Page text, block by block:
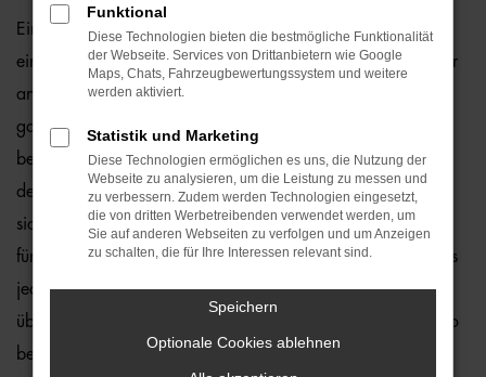
Ein VW Passat Gebrauchtwagen und Hamburg passen
einfach perfekt zusammen. Dies ließe sich natürlich auch für
andere Orte sagen, denn dieses Modell überzeugt auf
ganzer Linie. Wir von der Auto-Familie Ostermaier arbeiten
bereits seit vielen Jahren mit VW und sind von der Qualität
der Fahrzeuge begeistert. Dennoch gehen wir auf Nummer
sicher und schauen bei jedem VW Passat Gebrauchtwagen
für Hamburg genauestens nach. Konkret bedeutet dies, dass
jedes Auto in unserer Meisterwerkstatt gastiert und dort
überprüft und ggf. repariert und gewartet wird. Unser Credo
besteht darin, dass wir nur erstklassige Fahrzeuge auf die
Funktional
Diese Technologien bieten die bestmögliche Funktionalität
der Webseite. Services von Drittanbietern wie Google
Maps, Chats, Fahrzeugbewertungssystem und weitere
werden aktiviert.
Statistik und Marketing
Diese Technologien ermöglichen es uns, die Nutzung der
Webseite zu analysieren, um die Leistung zu messen und
zu verbessern. Zudem werden Technologien eingesetzt,
die von dritten Werbetreibenden verwendet werden, um
Sie auf anderen Webseiten zu verfolgen und um Anzeigen
zu schalten, die für Ihre Interessen relevant sind.
Speichern
Optionale Cookies ablehnen